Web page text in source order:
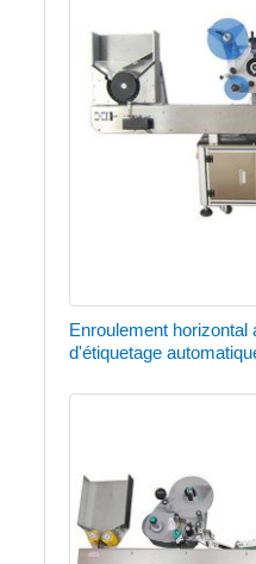
Enroulement horizontal
d'étiquetage